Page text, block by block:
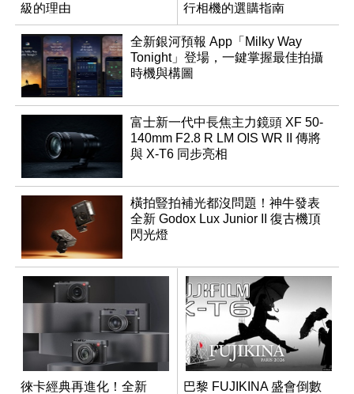
級的理由
行相機的選購指南
全新銀河預報 App「Milky Way
Tonight」登場，一鍵掌握最佳拍攝
時機與構圖
富士新一代中長焦主力鏡頭 XF 50-
140mm F2.8 R LM OIS WR II 傳將
與 X-T6 同步亮相
橫拍豎拍補光都沒問題！神牛發表
全新 Godox Lux Junior II 復古機頂
閃光燈
徠卡經典再進化！全新
巴黎 FUJIKINA 盛會倒數